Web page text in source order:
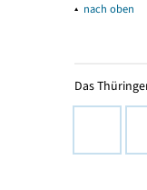
▴ nach oben
Das